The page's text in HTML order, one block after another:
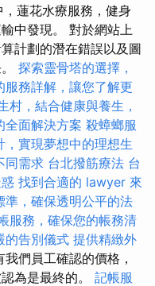
蓮花水療服務，健身
中發現。 對於網站上
計劃的潛在錯誤以及圖
探索靈骨塔的選擇，
服務詳解，讓您了解更
村，結合健康與養生，
全面解決方案 殺蟑螂服
，實現夢想中的理想生
同需求 台北撥筋療法 台
找到合適的 lawyer 來
準，確保透明公平的法
服務，確保您的帳務清
的告別儀式 提供精緻外
我們員工確認的價格，
為是最終的。 記帳服